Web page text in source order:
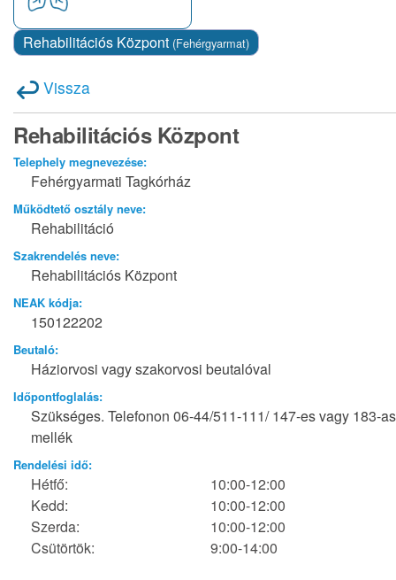
Rehabilitációs Központ (Fehérgyarmat)
Vissza
Rehabilitációs Központ
Telephely megnevezése:
Fehérgyarmati Tagkórház
Működtető osztály neve:
Rehabilitáció
Szakrendelés neve:
Rehabilitációs Központ
NEAK kódja:
150122202
Beutaló:
Háziorvosi vagy szakorvosi beutalóval
Időpontfoglalás:
Szükséges. Telefonon 06-44/511-111/ 147-es vagy 183-as
mellék
Rendelési idő:
Hétfő:
10:00-12:00
Kedd:
10:00-12:00
Szerda:
10:00-12:00
Csütörtök:
9:00-14:00